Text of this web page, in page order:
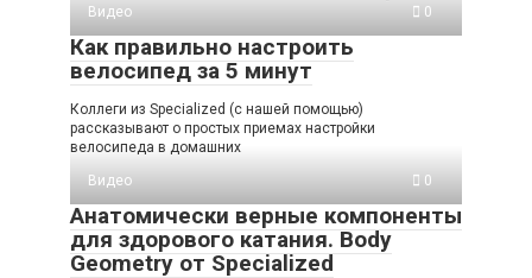
Видео 0
Как правильно настроить
велосипед за 5 минут
Коллеги из Specialized (с нашей помощью)
рассказывают о простых приемах настройки
велосипеда в домашних
Видео
0
Анатомически верные компоненты
для здорового катания. Body
Geometry от Specialized